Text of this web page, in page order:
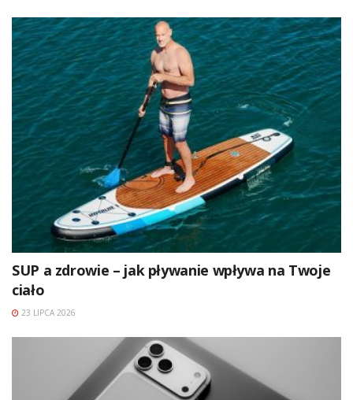
SUP a zdrowie – jak pływanie wpływa na Twoje
ciało
23 LIPCA 2026